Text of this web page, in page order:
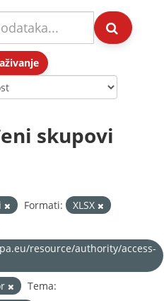
skupovi
Formati:
XLSX
resource/authority/access-
Tema: